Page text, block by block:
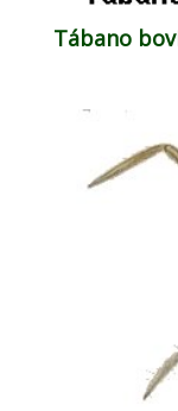
Tábano